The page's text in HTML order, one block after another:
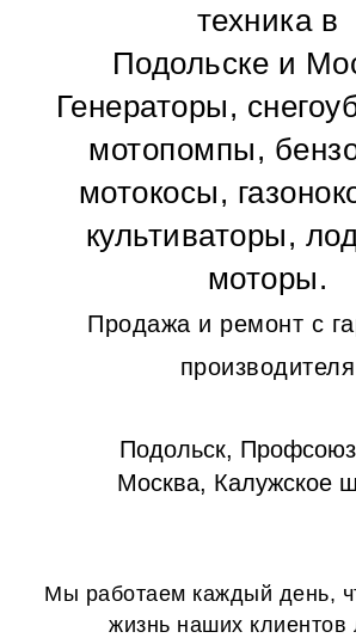
техника в
Подольске и
Генераторы,
мотопомпы,
мотокосы,
культиваторы,
моторы.
Продажа и ремонт с
производителя
Подольск,
Москва, Калужское
Мы работаем каждый день,
жизнь наших клиентов